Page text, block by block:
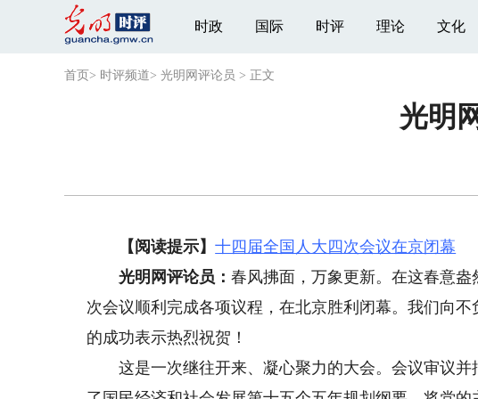
时政 国际 时评 理论 文化
首页 > 时评频道> 光明网评论员 > 正文
光明
【阅读提示】十四届全国人大四次会议在京闭幕
光明网评论员：春风拂面，万象更新。在这春意
次会议顺利完成各项议程，在北京胜利闭幕。我们向
的成功表示热烈祝贺！
这是一次继往开来、凝心聚力的大会。会议审议并